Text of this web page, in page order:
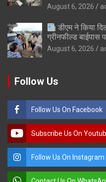
August 6, 2026
डीएम ने किया
ग्रीनफील्ड बाईपास
August 6, 2026
Follow Us
Follow Us On Facebook
Subscribe Us On
Follow Us On Instagram